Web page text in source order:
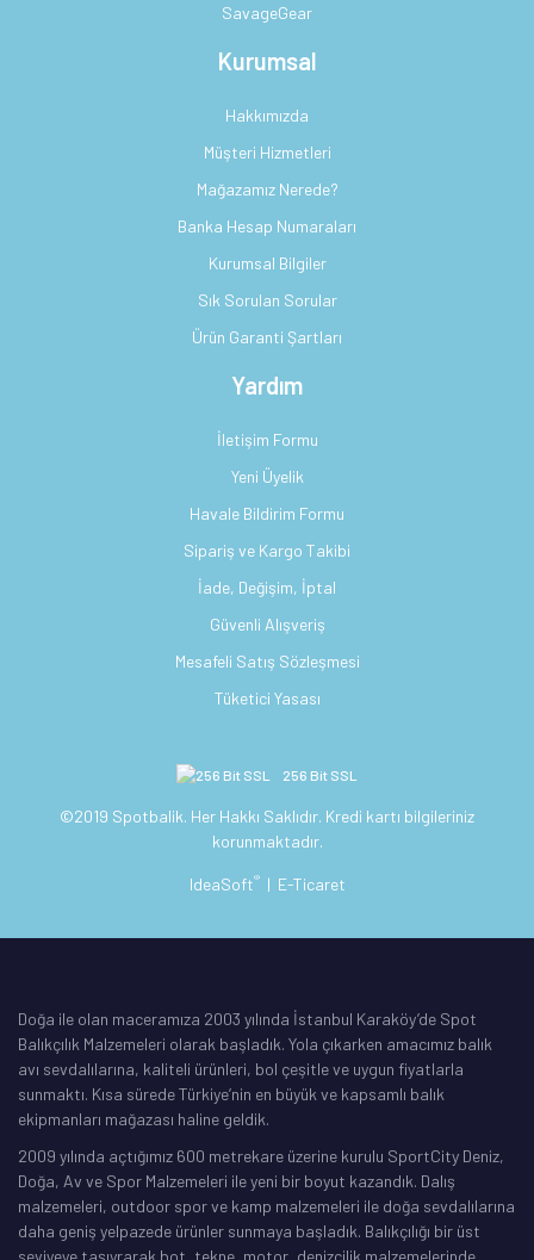
SavageGear
Kurumsal
Hakkımızda
Müşteri Hizmetleri
Mağazamız Nerede?
Banka Hesap Numaraları
Kurumsal Bilgiler
Sık Sorulan Sorular
Ürün Garanti Şartları
Yardım
İletişim Formu
Yeni Üyelik
Havale Bildirim Formu
Sipariş ve Kargo Takibi
İade, Değişim, İptal
Güvenli Alışveriş
Mesafeli Satış Sözleşmesi
Tüketici Yasası
256 Bit SSL
©2019 Spotbalik. Her Hakkı Saklıdır. Kredi kartı bilgileriniz
korunmaktadır.
IdeaSoft® | E-Ticaret
Doğa ile olan maceramıza 2003 yılında İstanbul Karaköy’de Spot
Balıkçılık Malzemeleri olarak başladık. Yola çıkarken amacımız balık
avı sevdalılarına, kaliteli ürünleri, bol çeşitle ve uygun fiyatlarla
sunmaktı. Kısa sürede Türkiye’nin en büyük ve kapsamlı balık
ekipmanları mağazası haline geldik.
2009 yılında açtığımız 600 metrekare üzerine kurulu SportCity Deniz,
Doğa, Av ve Spor Malzemeleri ile yeni bir boyut kazandık. Dalış
malzemeleri, outdoor spor ve kamp malzemeleri ile doğa sevdalılarına
daha geniş yelpazede ürünler sunmaya başladık. Balıkçılığı bir üst
seviyeye taşıyrarak bot, tekne, motor, denizcilik malzemelerinde